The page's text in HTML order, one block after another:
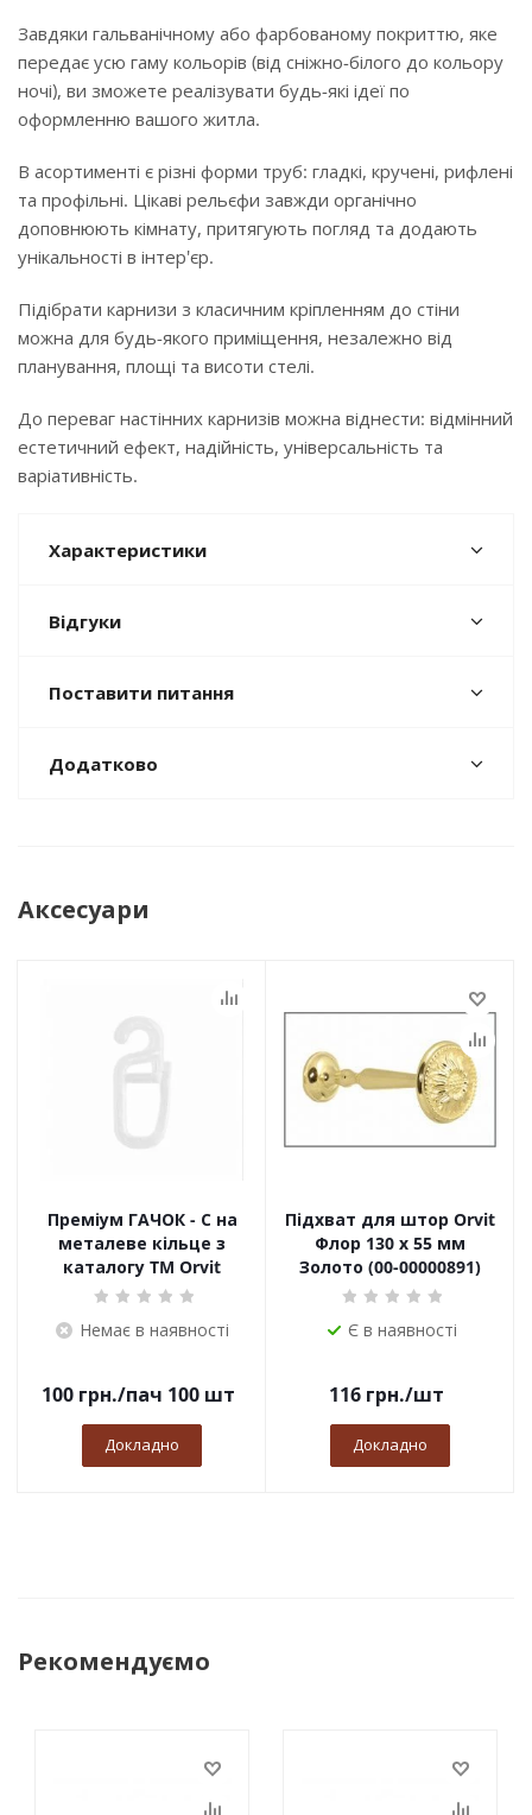
Завдяки гальванічному або фарбованому покриттю, яке
передає усю гаму кольорів (від сніжно-білого до кольору
ночі), ви зможете реалізувати будь-які ідеї по
оформленню вашого житла.
В асортименті є різні форми труб: гладкі, кручені, рифлені
та профільні. Цікаві рельєфи завжди органічно
доповнюють кімнату, притягують погляд та додають
унікальності в інтер'єр.
Підібрати карнизи з класичним кріпленням до стіни
можна для будь-якого приміщення, незалежно від
планування, площі та висоти стелі.
До переваг настінних карнизів можна віднести: відмінний
естетичний ефект, надійність, універсальність та
варіативність.
Характеристики
Відгуки
Поставити питання
Додатково
Аксесуари
Преміум ГАЧОК - С на
металеве кільце з
каталогу TM Orvit
Немає в наявності
100грн./пач 100 шт
Докладно
Підхват для штор Orvit
Флор 130 х 55 мм
Золото (00-00000891)
Є в наявності
116грн./шт
Докладно
Рекомендуємо